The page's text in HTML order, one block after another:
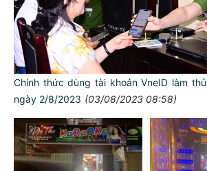
Chính thức dùng tài khoản VneID làm
ngày 2/8/2023 (03/08/2023 08:58)